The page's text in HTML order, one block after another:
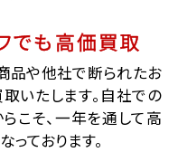
でも高価買取
品や他社で断られたお
いたします。自社での
こそ、一年を通して高
ております。